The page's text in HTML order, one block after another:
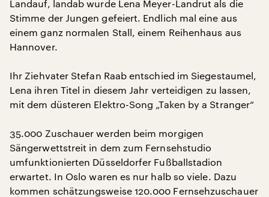
Landauf, landab wurde Lena Meyer-Landrut als die
Stimme der Jungen gefeiert. Endlich mal eine aus
einem ganz normalen Stall, einem Reihenhaus aus
Hannover.
Ihr Ziehvater Stefan Raab entschied im Siegestaumel,
Lena ihren Titel in diesem Jahr verteidigen zu lassen,
mit dem düsteren Elektro-Song „Taken by a Stranger“
35.000 Zuschauer werden beim morgigen
Sängerwettstreit in dem zum Fernsehstudio
umfunktionierten Düsseldorfer Fußballstadion
erwartet. In Oslo waren es nur halb so viele. Dazu
kommen schätzungsweise 120.000 Fernsehzuschauer